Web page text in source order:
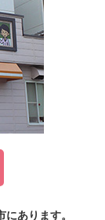
あります。